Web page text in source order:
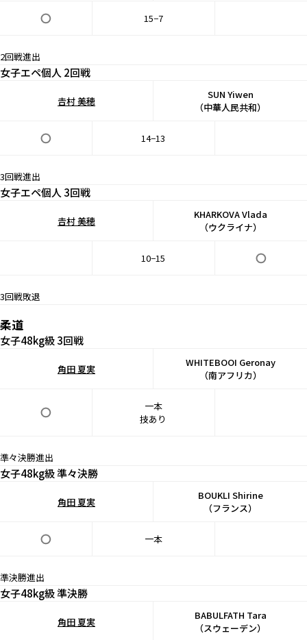
15−7
2回戦進出
女子エペ個人 2回戦
𠮷村 美穂
SUN Yiwen
（中華人民共和）
14−13
3回戦進出
女子エペ個人 3回戦
𠮷村 美穂
KHARKOVA Vlada
（ウクライナ）
10−15
3回戦敗退
柔道
⼥⼦48kg級 3回戦
角田 夏実
WHITEBOOI Geronay
（南アフリカ）
一本
技あり
準々決勝進出
⼥⼦48kg級 準々決勝
角田 夏実
BOUKLI Shirine
（フランス）
一本
準決勝進出
⼥⼦48kg級 準決勝
角田 夏実
BABULFATH Tara
（スウェーデン）